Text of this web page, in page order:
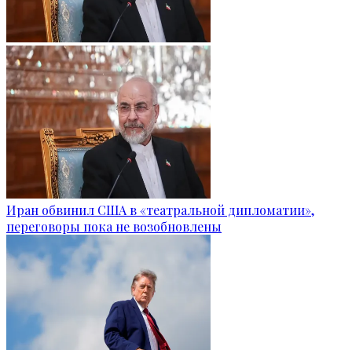
Иран обвинил США в «театральной дипломатии»,
переговоры пока не возобновлены